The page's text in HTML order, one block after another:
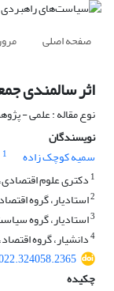
صفحه اصلی
اثر سالمندی
نوع مقاله : علمی -
نویسندگان
سمیه کوچک زاده
1
1 دکتری علوم
2استادیار، گروه
3استادیار، گروه
4دانشیار، گروه
چکیده